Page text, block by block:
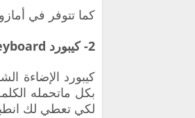
كما تتوفر في
2- كيبورد Havit RGB Mechanical Gaming Keyboard
كيبورد الإضاءة
بكل ماتحمله
لكي تعطي لك